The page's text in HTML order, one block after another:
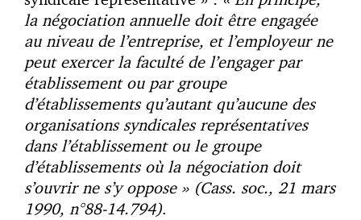
la négociation annuelle doit être engagée
au niveau de l’entreprise, et l’employeur ne
peut exercer la faculté de l’engager par
établissement ou par groupe
d’établissements qu’autant qu’aucune des
organisations syndicales représentatives
dans l’établissement ou le groupe
d’établissements où la négociation doit
s’ouvrir ne s’y oppose » (Cass. soc., 21 mars
1990, n°88-14.794).